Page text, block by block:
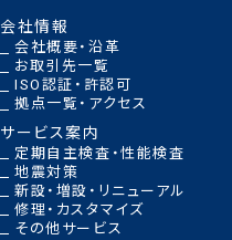
会社情報
会社概要・沿革
お取引先一覧
ISO認証・許認可
拠点一覧・アクセス
サービス案内
定期自主検査・性能検査
地震対策
新設・増設・リニューアル
修理・カスタマイズ
その他サービス